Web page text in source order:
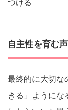
つける
自主性を育む
最終的に大切な
きる」ようにな